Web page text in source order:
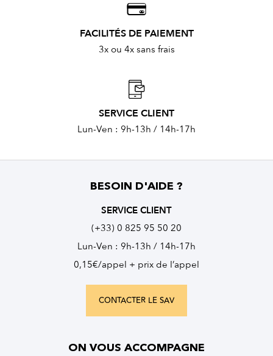
FACILITÉS DE PAIEMENT
3x ou 4x sans frais
SERVICE CLIENT
Lun-Ven : 9h-13h / 14h-17h
BESOIN D'AIDE ?
SERVICE CLIENT
(+33) 0 825 95 50 20
Lun-Ven : 9h-13h / 14h-17h
0,15€/appel + prix de l’appel
CONTACTER LE SAV
ON VOUS ACCOMPAGNE